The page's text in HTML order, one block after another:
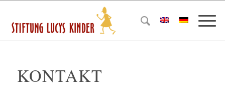
KONTAKT